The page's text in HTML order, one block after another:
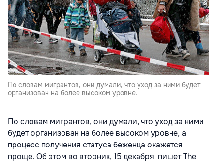
По словам мигрантов, они думали, что уход за ними будет
организован на более высоком уровне.
По словам мигрантов, они думали, что уход за ними
будет организован на более высоком уровне, а
процесс получения статуса беженца окажется
проще. Об этом во вторник, 15 декабря, пишет The